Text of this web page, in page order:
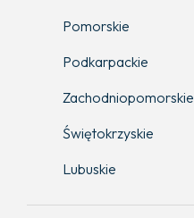
Pomorskie
Podkarpackie
Zachodniopomorskie
Świętokrzyskie
Lubuskie